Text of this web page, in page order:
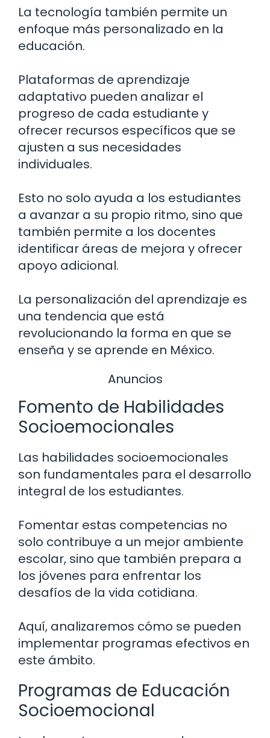
La tecnología también permite un
enfoque más personalizado en la
educación.
Plataformas de aprendizaje
adaptativo pueden analizar el
progreso de cada estudiante y
ofrecer recursos específicos que se
ajusten a sus necesidades
individuales.
Esto no solo ayuda a los estudiantes
a avanzar a su propio ritmo, sino que
también permite a los docentes
identificar áreas de mejora y ofrecer
apoyo adicional.
La personalización del aprendizaje es
una tendencia que está
revolucionando la forma en que se
enseña y se aprende en México.
Anuncios
Fomento de Habilidades
Socioemocionales
Las habilidades socioemocionales
son fundamentales para el desarrollo
integral de los estudiantes.
Fomentar estas competencias no
solo contribuye a un mejor ambiente
escolar, sino que también prepara a
los jóvenes para enfrentar los
desafíos de la vida cotidiana.
Aquí, analizaremos cómo se pueden
implementar programas efectivos en
este ámbito.
Programas de Educación
Socioemocional